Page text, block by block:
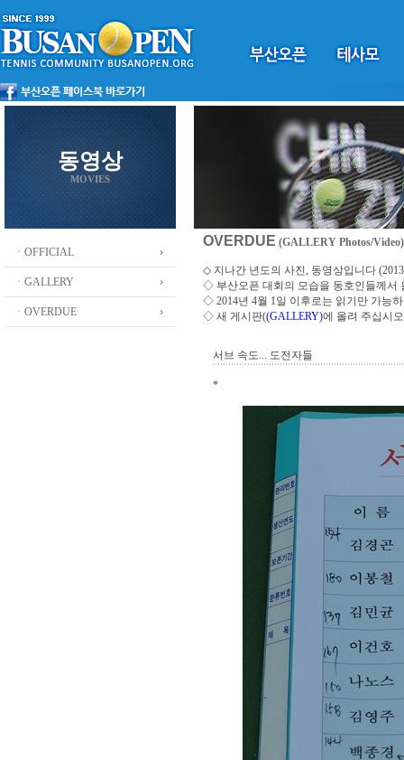
동영상
MOVIES
ㆍOFFICIAL
ㆍGALLERY
ㆍOVERDUE
OVERDUE (GALLERY Photos/Video)
◇ 지나간 년도의 사진, 동영상입니다
◇ 부산오픈 대회의 모습을 동호인들께서
◇ 2014년 4월 1일 이후로는 읽기만 가능
◇ 새 게시판((GALLERY)에 올려 주십시오
서브 속도... 도전자들
*